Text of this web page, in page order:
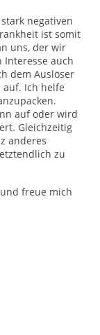
negativen
ist somit
uns, der wir
Interesse auch
dem Auslöser
Ich helfe
auf oder wird
Gleichzeitig
anderes
zu
freue mich